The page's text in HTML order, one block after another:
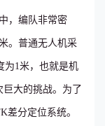
，编队非常密
。普通无人机采
为1米，也就是机
大的挑战。为了
差分定位系统。